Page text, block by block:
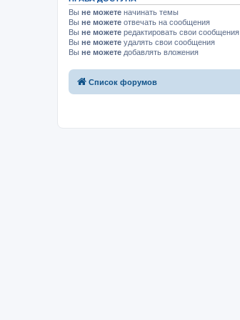
Вы не можете начинать темы
Вы не можете отвечать на сообщения
Вы не можете редактировать свои сообщения
Вы не можете удалять свои сообщения
Вы не можете добавлять вложения
Список форумов